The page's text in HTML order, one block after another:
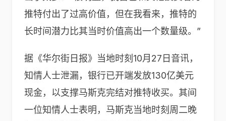
推特付出了过高价值，但在我看来，推特的
长时间潜力比其当时价值高出一个数量级。”
据《华尔街日报》当地时刻10月27日音讯，
知情人士泄漏，银行已开端发放130亿美元
现金，以支撑马斯克完结对推特收买。其间
一位知情人士表明，马斯克当地时刻周二晚